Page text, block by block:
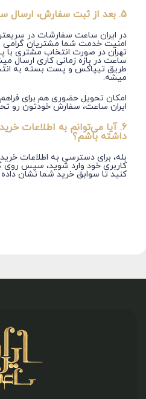
5. بعد از ثبت سفارش، ارسال ساعت به چه صورت هست؟
در ایران ساعت سفارشات در
امنیت خدمت شما مشتریان گرامی
ساعت در بازه زمانی کاری ارسال
طریق تیپاکس و پست بسته به
میشه.
امکان تحویل حضوری هم برای
ایران ساعت، سفارش خودتون رو
6. آیا می‌‏توانم به اطلاعات
داشته باشم؟
بله، برای دسترسی به اطلاعات
کاربری خود وارد شوید، سپس
کنید تا سوابق خرید شما نشان